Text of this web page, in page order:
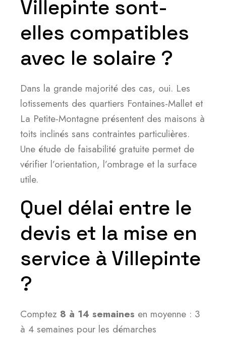
Villepinte sont-
elles compatibles
avec le solaire ?
Dans la grande majorité des cas, oui. Les
lotissements des quartiers Fontaines-Mallet et
La Petite-Montagne présentent des maisons à
toits inclinés sans contraintes particulières.
Une étude de faisabilité gratuite permet de
vérifier l’orientation, l’ombrage et la surface
utile.
Quel délai entre le
devis et la mise en
service à Villepinte
?
Comptez 8 à 14 semaines en moyenne : 3
à 4 semaines pour les démarches